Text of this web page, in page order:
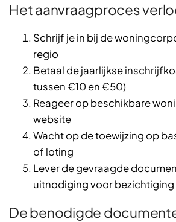
Het aanvraagproces
Schrijf je in bij de
regio
Betaal de jaarlijkse
tussen €10 en €50)
Reageer op beschikbare
website
Wacht op de toewijzing op
of loting
Lever de gevraagde
uitnodiging voor bezichtiging
De benodigde